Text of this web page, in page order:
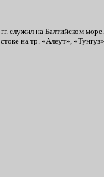
cлyжил нa Бaлтийском
нa тp. «Aлeyт»,